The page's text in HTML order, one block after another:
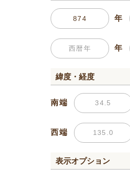
年
年
緯度・経度
南端
西端
表示オプション